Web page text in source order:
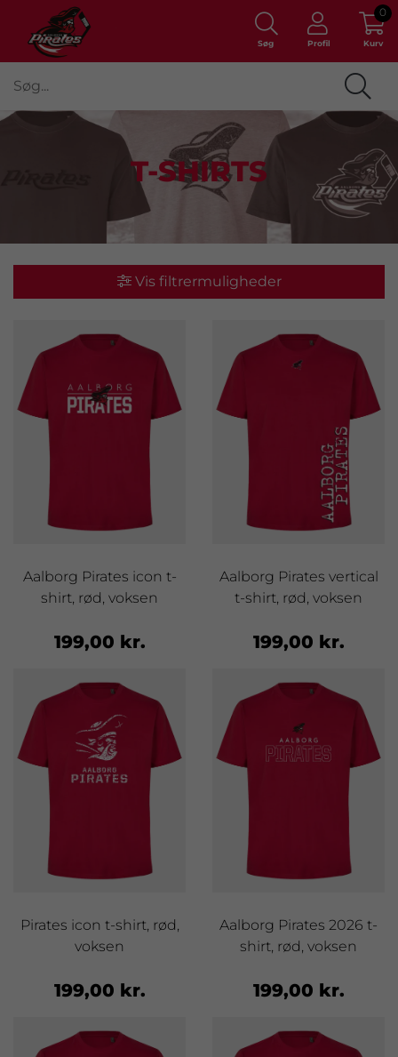
Søg Profil Kurv
0
T-SHIRTS
Vis filtrermuligheder
Aalborg Pirates icon t-
shirt, rød, voksen
199,00 kr.
Aalborg Pirates vertical
t-shirt, rød, voksen
199,00 kr.
Pirates icon t-shirt, rød,
voksen
199,00 kr.
Aalborg Pirates 2026 t-
shirt, rød, voksen
199,00 kr.